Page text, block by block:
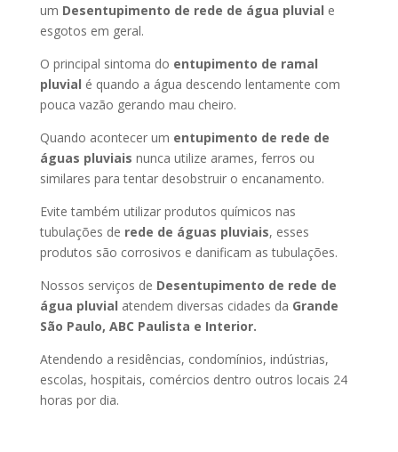
um Desentupimento de rede de água pluvial e
esgotos em geral.
O principal sintoma do entupimento de ramal
pluvial é quando a água descendo lentamente com
pouca vazão gerando mau cheiro.
Quando acontecer um entupimento de rede de
águas pluviais nunca utilize arames, ferros ou
similares para tentar desobstruir o encanamento.
Evite também utilizar produtos químicos nas
tubulações de rede de águas pluviais, esses
produtos são corrosivos e danificam as tubulações.
Nossos serviços de Desentupimento de rede de
água pluvial atendem diversas cidades da Grande
São Paulo, ABC Paulista e Interior.
Atendendo a residências, condomínios, indústrias,
escolas, hospitais, comércios dentro outros locais 24
horas por dia.